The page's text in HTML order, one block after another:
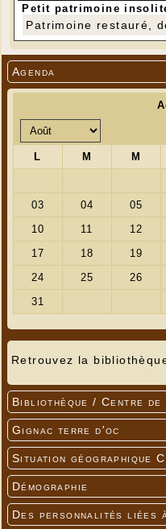
Agenda
Retrouvez la
Bibliothèque / Centre de
Gignac terre d'oc
Situation géographique
Démographie
Des personnalités liées
Petit patrimoine
Patrimoine restauré,